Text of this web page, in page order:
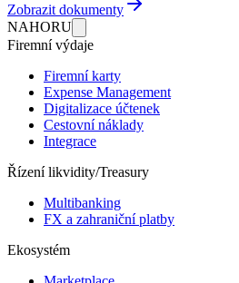
Zobrazit dokumenty
NAHORU
Firemní výdaje
Firemní karty
Expense Management
Digitalizace účtenek
Cestovní náklady
Integrace
Řízení likvidity/Treasury
Multibanking
FX a zahraniční platby
Ekosystém